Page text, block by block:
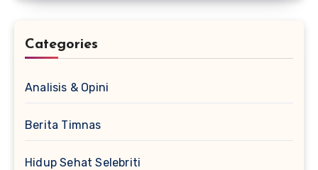
Categories
Analisis & Opini
Berita Timnas
Hidup Sehat Selebriti